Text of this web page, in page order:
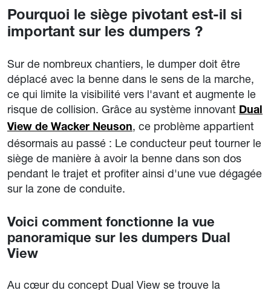
Pourquoi le siège pivotant est-il si
important sur les dumpers ?
Sur de nombreux chantiers, le dumper doit être
déplacé avec la benne dans le sens de la marche,
ce qui limite la visibilité vers l'avant et augmente le
risque de collision. Grâce au système innovant Dual
View de Wacker Neuson, ce problème appartient
désormais au passé : Le conducteur peut tourner le
siège de manière à avoir la benne dans son dos
pendant le trajet et profiter ainsi d'une vue dégagée
sur la zone de conduite.
Voici comment fonctionne la vue
panoramique sur les dumpers Dual
View
Au cœur du concept Dual View se trouve la